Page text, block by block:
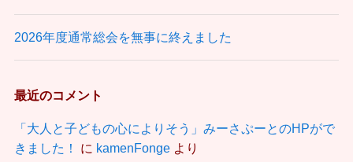
2026年度通常総会を無事に終えました
最近のコメント
「大人と子どもの心によりそう」みーさぷーとのHPがで
きました！
に kamenFongeより